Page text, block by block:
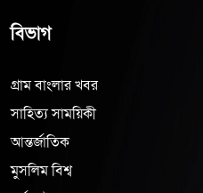
বিভাগ
গ্রাম বাংলার খবর
সাহিত্য সাময়িকী
আন্তর্জাতিক
মুসলিম বিশ্ব